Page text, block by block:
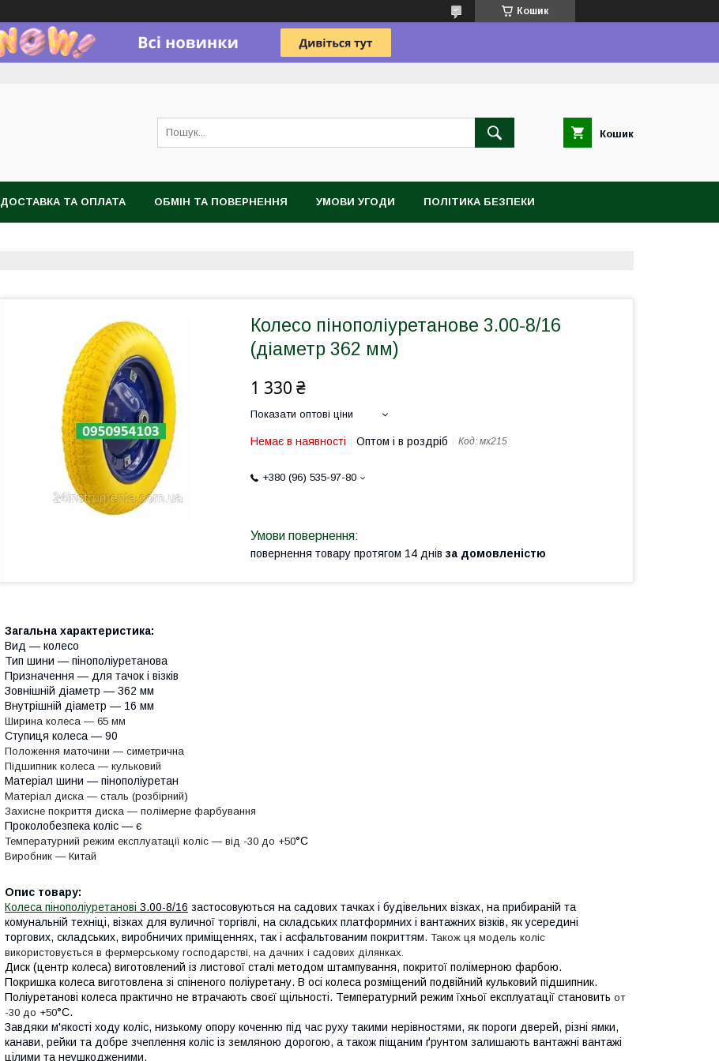
Кошик
Кошик
ДОСТАВКА ТА ОПЛАТА ОБМІН ТА ПОВЕРНЕННЯ УМОВИ УГОДИ ПОЛІТИКА БЕЗПЕКИ
Колесо пінополіуретанове 3.00-8/16
(діаметр 362 мм)
1 330 ₴
Показати оптові ціни
Немає в наявності Оптом і в роздріб Код: мх215
+380 (96) 535-97-80
повернення товару протягом 14 днів за домовленістю
Загальна характеристика:
Вид — колесо
Тип шини — пінополіуретанова
Призначення — для тачок і візків
Зовнішній діаметр — 362 мм
Внутрішній діаметр — 16 мм
Ширина колеса — 65 мм
Ступиця колеса — 90
Положення маточини — симетрична
Підшипник колеса — кульковий
Матеріал шини — пінополіуретан
Матеріал диска — сталь (розбірний)
Захисне покриття диска — полімерне фарбування
Проколобезпека коліс — є
Температурний режим експлуатації коліс — від -30 до +50°С
Виробник — Китай
Опис товару:
Колеса пінополіуретанові 3.00-8/16 застосовуються на садових тачках і будівельних візках, на прибираній та
комунальній техніці, візках для вуличної торгівлі, на складських платформних і вантажних візків, як усередині
торгових, складських, виробничих приміщеннях, так і асфальтованим покриттям. Також ця модель коліс
використовується в фермерському господарстві, на дачних і садових ділянках.
Диск (центр колеса) виготовлений із листової сталі методом штампування, покритої полімерною фарбою.
Покришка колеса виготовлена зі спіненого поліуретану. В осі колеса розміщений подвійний кульковий підшипник.
Поліуретанові колеса практично не втрачають своєї щільності. Температурний режим їхньої експлуатації становить от
-30 до +50°С.
Завдяки м'якості ходу коліс, низькому опору коченню під час руху такими нерівностями, як пороги дверей, різні ямки,
канави, рейки та добре зчеплення коліс із земляною дорогою, а також піщаним ґрунтом залишають вантажні вантажі
цілими та неушкодженими.